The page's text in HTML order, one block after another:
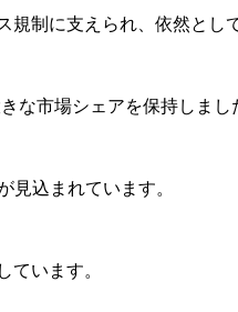
制に支えられ、依然とし
な市場シェアを保持しまし
込まれています。
ています。